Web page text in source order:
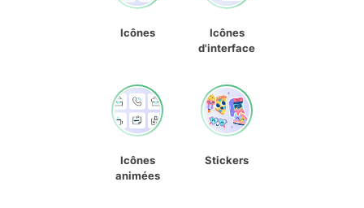
Icônes
Icônes
d'interface
Icônes
animées
Stickers